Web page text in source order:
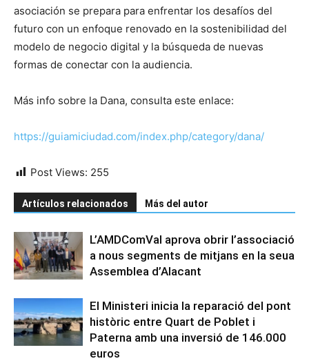
asociación se prepara para enfrentar los desafíos del
futuro con un enfoque renovado en la sostenibilidad del
modelo de negocio digital y la búsqueda de nuevas
formas de conectar con la audiencia.
Más info sobre la Dana, consulta este enlace:
https://guiamiciudad.com/index.php/category/dana/
Post Views: 255
Artículos relacionados Más del autor
L’AMDComVal aprova obrir l’associació
a nous segments de mitjans en la seua
Assemblea d’Alacant
El Ministeri inicia la reparació del pont
històric entre Quart de Poblet i
Paterna amb una inversió de 146.000
euros